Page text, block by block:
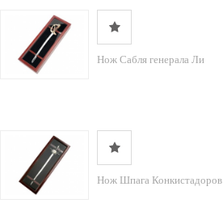
Нож Сабля генерала Ли
Нож Шпага Конкистадоров